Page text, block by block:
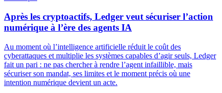
Après les cryptoactifs, Ledger veut sécuriser l’action
numérique à l’ère des agents IA
Au moment où l’intelligence artificielle réduit le coût des
cyberattaques et multiplie les systèmes capables d’agir seuls, Ledger
fait un pari : ne pas chercher à rendre l’agent infaillible, mais
sécuriser son mandat, ses limites et le moment précis où une
intention numérique devient un acte.